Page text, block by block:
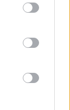
η Δέσποινα